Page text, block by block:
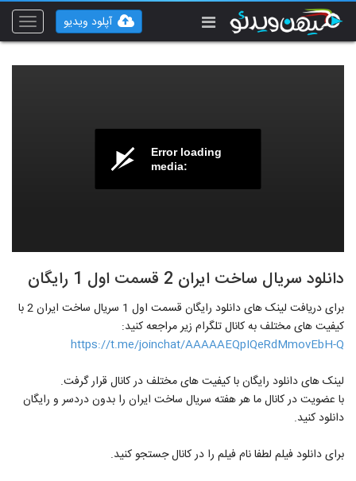
Toggle
آپلود ویدیو
Error loading
media:
دانلود سریال ساخت ایران 2 قسمت اول 1 رایگان
برای دریافت لینک های دانلود رایگان قسمت اول 1 سریال ساخت ایران 2 با
کیفیت های مختلف به کانال تلگرام زیر مراجعه کنید:
https://t.me/joinchat/AAAAAEQpIQeRdMmovEbH-Q
لینک های دانلود رایگان با کیفیت های مختلف در کانال قرار گرفت.
با عضویت در کانال ما هر هفته سریال ساخت ایران را بدون دردسر و رایگان
دانلود کنید.
برای دانلود فیلم لطفا نام فیلم را در کانال جستجو کنید.